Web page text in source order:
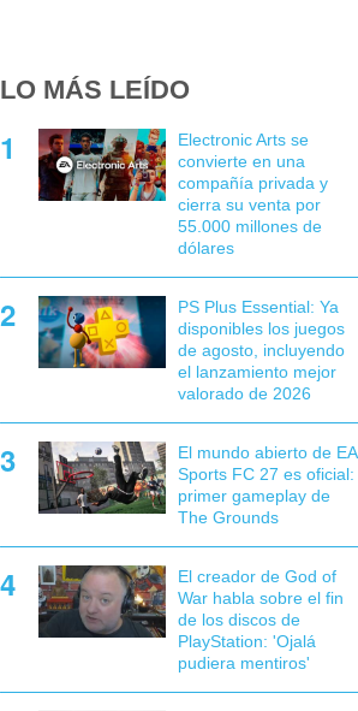
LO MÁS LEÍDO
Electronic Arts se
convierte en una
compañía privada y
cierra su venta por
55.000 millones de
dólares
PS Plus Essential: Ya
disponibles los juegos
de agosto, incluyendo
el lanzamiento mejor
valorado de 2026
El mundo abierto de EA
Sports FC 27 es oficial:
primer gameplay de
The Grounds
El creador de God of
War habla sobre el fin
de los discos de
PlayStation: 'Ojalá
pudiera mentiros'